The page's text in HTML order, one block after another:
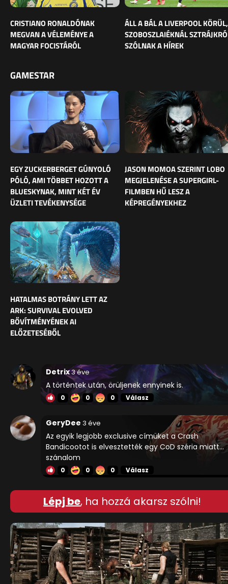
CRISTIANO RONALDÓNAK
MEGVAN A VÉLEMÉNYE A
MAGYAR FOCISTÁRÓL
ÁLL A BÁL A LIVERPOOL KÖRÜL,
SZOBOSZLAIÉKNÁL
SZÓLNAK A HÍREK
GAMESTAR
EGY ZUCKERBERGET GÚNYOLÓ
PÓLÓ, AMI TÖBBET HOZOTT A
BLUESKYNAK, MINT KÉT ÉV
ÜZLETI TEVÉKENYSÉGE
JASON MOMOA SZERINT LOBO
MEGJELENÉSE A SUPERGIRL-
FILMBEN HŰ LESZ A
KÉPREGÉNYEKHEZ
HATALMAS BOTRÁNY LETT AZ
ARK: SURVIVAL EVOLVED
BŐVÍTMÉNYÉNEK AI
ELŐZETESÉBŐL
Detrix3 éve
A történtek után, örüljenek ennyinek is.
0 0 0 Válasz
GeryDee 3 éve
Az egyik legjobb exclusive címüket a Crash
Bandicootot is elvesztették egy CoD széria miatt...
szánalom
0 0 0 Válasz
Lépj be, ha hozzá akarsz szólni!